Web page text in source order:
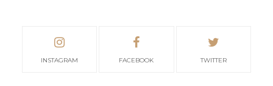
INSTAGRAM FACEBOOK TWITTER